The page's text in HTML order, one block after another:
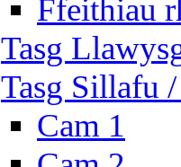
Ffeithiau
Tasg
Tasg Sillafu
Cam 1